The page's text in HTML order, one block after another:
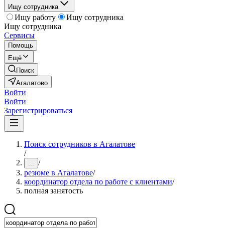
Ищу сотрудника
Ищу работу
Ищу сотрудника
Ищу сотрудника
Сервисы
Помощь
Ещё
Поиск
Агалатово
Войти
Войти
Зарегистрироваться
Поиск сотрудников в Агалатове
/
... /
резюме в Агалатове/
координатор отдела по работе с клиентами/
полная занятость